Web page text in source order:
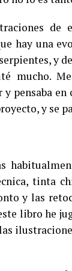
de
hay una
y
mucho.
pensaba en
y se
tinta
y las
libro he